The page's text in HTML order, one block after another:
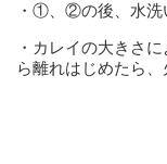
・①、②の後、水洗
・カレイの大きさ
ら離れはじめたら、